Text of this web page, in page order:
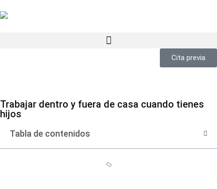
Cita previa
Trabajar dentro y fuera de casa cuando tienes
hijos
Tabla de contenidos